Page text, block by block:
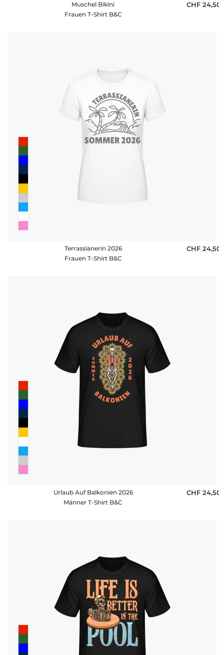
Muschel Bikini
Frauen T-Shirt B&C
CHF 24,50
Terrassianerin 2026
Frauen T-Shirt B&C
CHF 24,50
Urlaub Auf Balkonien 2026
Männer T-Shirt B&C
CHF 24,50